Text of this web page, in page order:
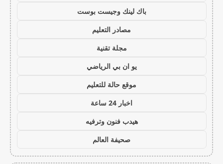
باك لينك وجيست بوست
مصادر التعليم
مجلة تقنية
يو ان بي الرياضي
موقع حالة للتعليم
اخبار 24 ساعة
هيدب فنون وترفيه
صحيفة العالم